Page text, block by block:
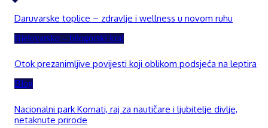
Daruvarske toplice – zdravlje i wellness u novom ruhu
Bjelovarsko – bilogorski kraj
Otok prezanimljive povijesti koji oblikom podsjeća na leptira
Blog
Nacionalni park Kornati, raj za nautičare i ljubitelje divlje,
netaknute prirode